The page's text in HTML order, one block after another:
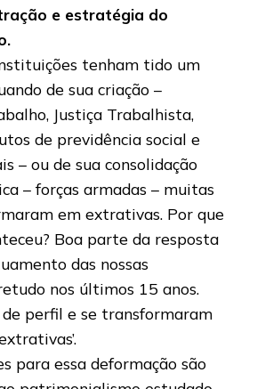
e estratégia do
tenham tido um
de sua criação –
Justiça Trabalhista,
de previdência social e
– ou de sua consolidação
– forças armadas – muitas
em extrativas. Por que
Boa parte da resposta
das nossas
nos últimos 15 anos.
perfil e se transformaram
para essa deformação são